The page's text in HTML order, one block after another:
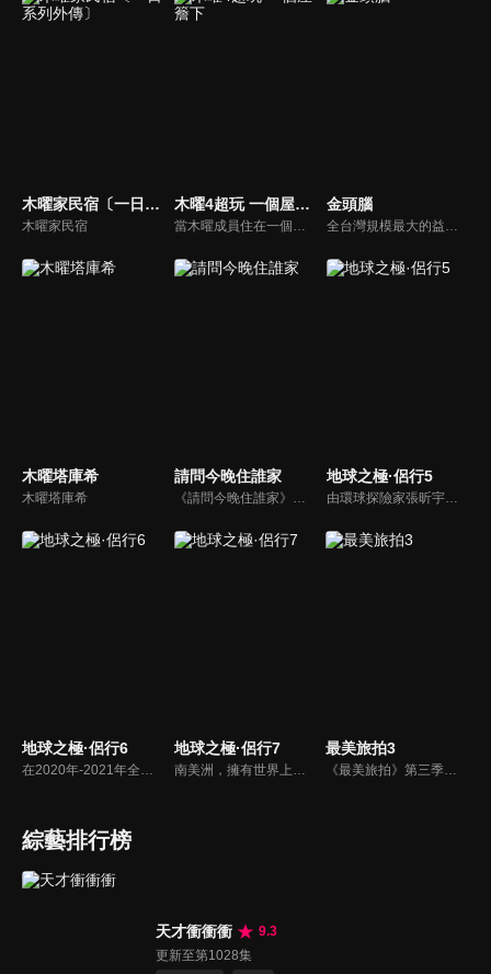
木曜家民宿〔一日系列外傳〕
木曜家民宿
木曜4超玩 一個屋簷下
當木曜成員住在一個屋簷下時，會產生什麼火花呢？
金頭腦
全台灣規模最大的益智節目，首創棚內與外景並重，聰明的觀眾動動腦，尋找各行各業最聰明的人，打造與上班族生活圈最貼近的百人大型益智節目！
木曜塔庫希
木曜塔庫希
請問今晚住誰家
《請問今晚住誰家》是真人打工旅遊實境節目，由「型男打工團」帶領各位遠離都市塵囂，探訪最療癒的鄉間！進行打工換餐、換宿的體驗。
地球之極·侶行5
由環球探險家張昕宇、梁紅「侶行夫婦」攜手，前往最高、最寒冷、最炎熱、最神秘等「地球之極」，走遍地球極致之地，見證人類偉大生存。這一段極地之旅，用真實的鏡頭語言，去記錄和講述了極端環境下人類的生存故事，有的是故土難離，有的不停挑戰著生存極限，無一不閃爍著充滿智慧的生活之光。
地球之極·侶行6
在2020年-2021年全球疫情大背景下，侶行夫婦張昕宇梁紅跨越歐亞大陸，在俄羅斯及東歐各國，關照普通人生，發現點滴希望。在戰事隨時可能激化的烏克蘭東部、被戰爭摧殘30多年的阿塞拜疆納卡地區、大轟炸後依然飽受折磨的塞爾維亞，張昕宇梁紅記錄下人們，在戰爭中追尋光明的故事。
地球之極·侶行7
南美洲，擁有世界上最綿亙曲折的山脈、最寬廣兇險的雨林，多樣的地形孕育了豐富的生活方式，這一次，270和梁紅從巴拿馬出發，縱貫南美洲，走到世界盡頭，收集到了各種各樣打動人心的故事。
最美旅拍3
《最美旅拍》第三季節目在第一、二季基礎上做了內容升級。藝人與福建當地理想生活家將有更深入的聯繫和互動，二者在共處中完成理想生活的講述。同時，兩位藝人將在本季節目中自制10期遊玩攻略，攻略更具實用性、可複製性，觀眾們可參照這些旅遊攻略，自助遊玩福建多地。
綜藝排行榜
天才衝衝衝
9.3
更新至第1028集